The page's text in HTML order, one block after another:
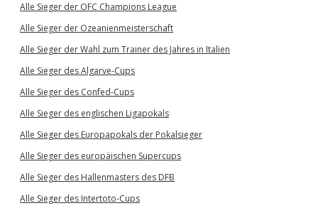
Alle Sieger der OFC Champions League
Alle Sieger der Ozeanienmeisterschaft
Alle Sieger der Wahl zum Trainer des Jahres in Italien
Alle Sieger des Algarve-Cups
Alle Sieger des Confed-Cups
Alle Sieger des englischen Ligapokals
Alle Sieger des Europapokals der Pokalsieger
Alle Sieger des europäischen Supercups
Alle Sieger des Hallenmasters des DFB
Alle Sieger des Intertoto-Cups